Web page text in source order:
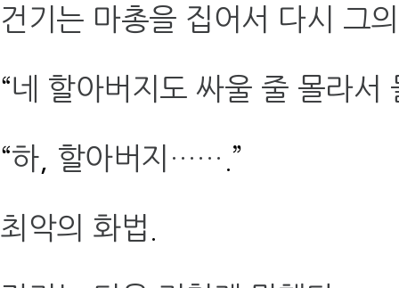
건기는 마총을 집어서 다시 그
“네 할아버지도 싸울 줄 몰라서
“하, 할아버지…… .”
최악의 화법